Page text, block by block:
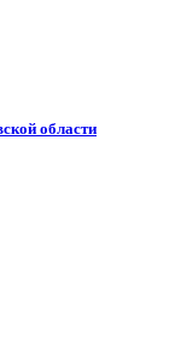
области